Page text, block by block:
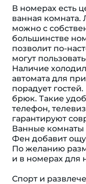
В номерах есть
ванная комната.
можно с
большинстве
позволит по-
могут
Наличие
автомата для
порадует
брюк. Такие
телефон,
гарантируют
Ванные
Фен добавит
По желанию
и в номерах для
Спорт и